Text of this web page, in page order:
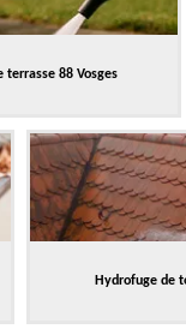
terrasse 88 Vosges
Hydrofuge de